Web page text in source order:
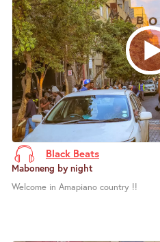
Black Beats
Maboneng by night
Welcome in Amapiano country !!